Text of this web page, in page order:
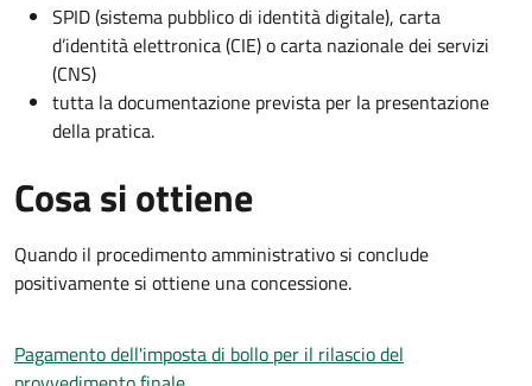
SPID (sistema pubblico di identità digitale), carta
d’identità elettronica (CIE) o carta nazionale dei servizi
(CNS)
tutta la documentazione prevista per la presentazione
della pratica.
Cosa si ottiene
Quando il procedimento amministrativo si conclude
positivamente si ottiene una concessione.
Pagamento dell'imposta di bollo per il rilascio del